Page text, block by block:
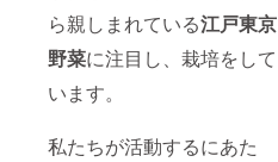
ら親しまれている江戸東京
野菜に注目し、栽培をして
います。
私たちが活動するにあた